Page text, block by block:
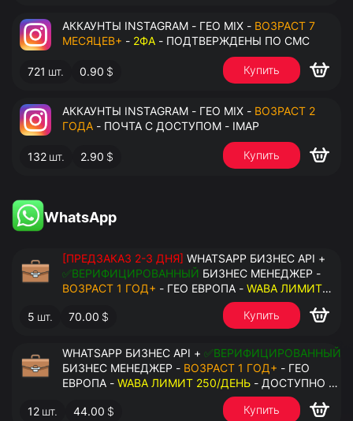
АККАУНТЫ INSTAGRAM - ГЕО MIX - ВОЗРАСТ 7
МЕСЯЦЕВ+ - 2ФА - ПОДТВЕРЖДЕНЫ ПО СМС
721 шт. 0.90 $ Купить
АККАУНТЫ INSTAGRAM - ГЕО MIX - ВОЗРАСТ 2
ГОДА - ПОЧТА С ДОСТУПОМ - IMAP
132 шт. 2.90 $ Купить
WhatsApp
[ПРЕДЗАКАЗ 2-3 ДНЯ] WHATSAPP БИЗНЕС API +
✅ВЕРИФИЦИРОВАННЫЙ БИЗНЕС МЕНЕДЖЕР -
ВОЗРАСТ 1 ГОД+ - ГЕО ЕВРОПА - WABA ЛИМИТ
- ДОСТУПНО К ПРИВЯЗКЕ ДО 20
НОМЕРОВ - ПРАВА АДМИНИСТРАТОРА
5 шт. 70.00 $ Купить
WHATSAPP БИЗНЕС API + ✅ВЕРИФИЦИРОВАННЫЙ
БИЗНЕС МЕНЕДЖЕР - ВОЗРАСТ 1 ГОД+ - ГЕО
ЕВРОПА - WABA ЛИМИТ 250/ДЕНЬ - ДОСТУПНО К
ПРИВЯЗКЕ ДО 2 НОМЕРОВ - ПРАВА
АДМИНИСТРАТОРА
12 шт. 44.00 $ Купить